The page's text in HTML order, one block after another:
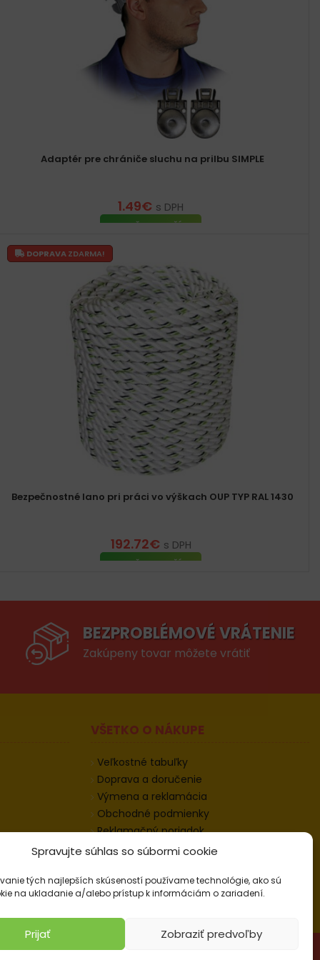
Spravujte súhlas so súbormi cookie
tých najlepších skúseností používame technológie, ako sú
na ukladanie a/alebo prístup k informáciám o zariadení.
Prijať Zobraziť predvoľby
Adaptér pre chrániče sluchu na prilbu SIMPLE
1.49€ s DPH
PRIDAŤ DO KOŠÍKA
DOPRAVAZDARMA!
Bezpečnostné lano pri práci vo výškach OUP TYP RAL 1430
192.72€ s DPH
PRIDAŤ DO KOŠÍKA
BEZPROBLÉMOVÉ VRÁTENIE
Zakúpeny tovar môžete vrátiť
VŠETKO O NÁKUPE
Veľkostné tabuľky
Doprava a doručenie
Výmena a reklamácia
Obchodné podmienky
Reklamačný poriadok
Odstúpenie od zmluvy
Kontakt
Nastavenie cookies